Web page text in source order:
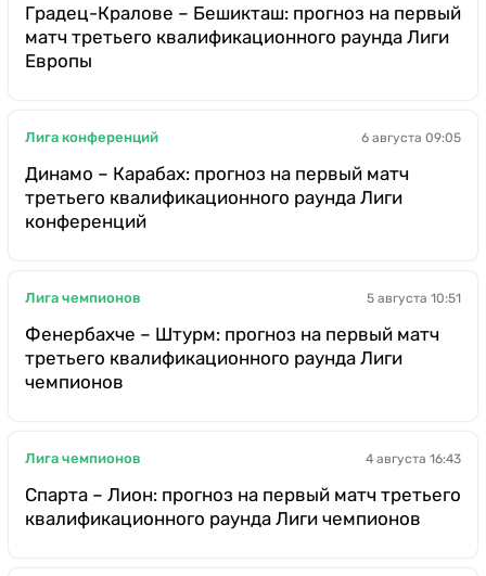
Градец-Кралове – Бешикташ: прогноз на первый
матч третьего квалификационного раунда Лиги
Европы
Лига конференций 6 августа 09:05
Динамо – Карабах: прогноз на первый матч
третьего квалификационного раунда Лиги
конференций
Лига чемпионов 5 августа 10:51
Фенербахче – Штурм: прогноз на первый матч
третьего квалификационного раунда Лиги
чемпионов
Лига чемпионов 4 августа 16:43
Спарта – Лион: прогноз на первый матч третьего
квалификационного раунда Лиги чемпионов